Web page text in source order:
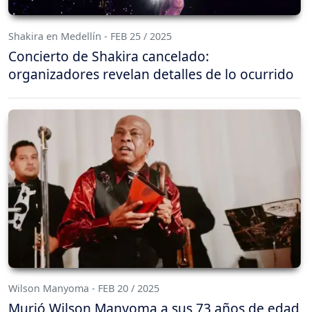
Shakira en Medellín - FEB 25 / 2025
Concierto de Shakira cancelado:
organizadores revelan detalles de lo ocurrido
Wilson Manyoma - FEB 20 / 2025
Murió Wilson Manyoma a sus 73 años de edad